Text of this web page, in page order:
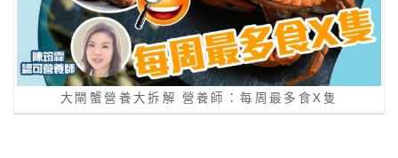
大閘蟹營養大拆解 營養師：每周最多食X隻